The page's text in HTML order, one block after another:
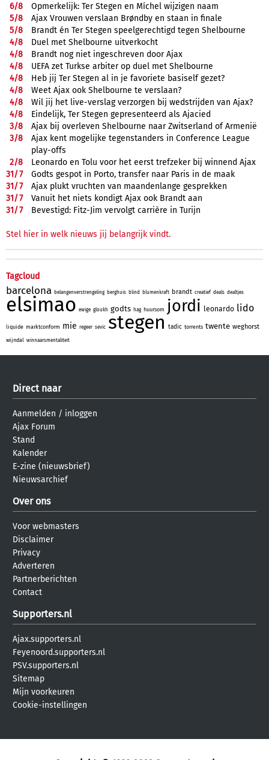
6/8
Opmerkelijk: Ter Stegen en Míchel wijzigen naam
5/8
Ajax Vrouwen verslaan Brøndby en staan in finale
5/8
Brandt én Ter Stegen speelgerechtigd tegen Shelbourne
4/8
Duel met Shelbourne uitverkocht
4/8
Brandt nog niet ingeschreven door Ajax
4/8
UEFA zet Turkse arbiter op duel met Shelbourne
4/8
Heb jij Ter Stegen al in je favoriete basiself gezet?
4/8
Weet Ajax ook Shelbourne te verslaan?
4/8
Wil jij het live-verslag verzorgen bij wedstrijden van Ajax?
4/8
Eindelijk, Ter Stegen gepresenteerd als Ajacied
3/8
Ajax bij overleven Shelbourne naar Zwitserland of Armenië
3/8
Ajax kent mogelijke tegenstanders in Conference League
play-offs
2/8
Leonardo en Tolu voor het eerst trefzeker bij winnend Ajax
31/7
Godts gespot in Porto, transfer naar Paris in de maak
31/7
Ajax plukt vruchten van maandenlange gesprekken
31/7
Vanuit het niets kondigt Ajax ook Brandt aan
31/7 Bevestigd: Fitz-Jim vervolgt carrière in Turijn
Stel hier in welk nieuws jij belangrijk vindt.
Tagcloud
barcelona belangenverstrengeling berghuis blind blumenkraft brandt creatief deals dealtjes
elsimao ewige gloukh godts hag huursom jordi leonardo lido
liquide marktconform mie regeer sevic stegen tadic torrents twente weghorst
wijndal winnaarsmentaliteit
Direct naar
Aanmelden / inloggen
Ajax Forum
Stand
Kalender
E-zine (nieuwsbrief)
Nieuwsarchief
Over ons
Voor webmasters
Disclaimer
Privacy
Adverteren
Partnerberichten
Contact
Supporters.nl
Ajax.supporters.nl
Feyenoord.supporters.nl
PSV.supporters.nl
Sitemap
Mijn voorkeuren
Cookie-instellingen